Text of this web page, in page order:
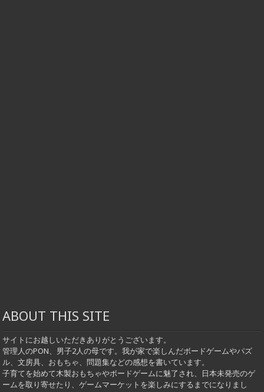
ABOUT THIS SITE
サイトにお越しいただきありがとうございます。
管理人のPON、男子2人の母です。我が家で楽しんだボードゲームやパズ
ル、文房具、おもちゃ、問題集などの感想を書いています。
子育てを始めて木製おもちゃやボードゲームに魅了され、日本未発売のゲ
ームを取り寄せたり、ゲームマーケットを楽しみにするまでになりまし